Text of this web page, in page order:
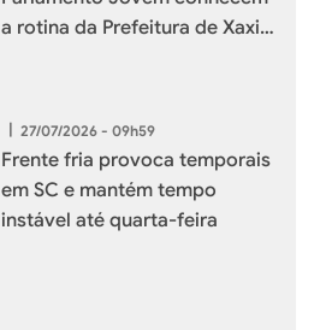
a rotina da Prefeitura de Xaxim
| 27/07/2026 - 09h59
Frente fria provoca temporais
em SC e mantém tempo
instável até quarta-feira